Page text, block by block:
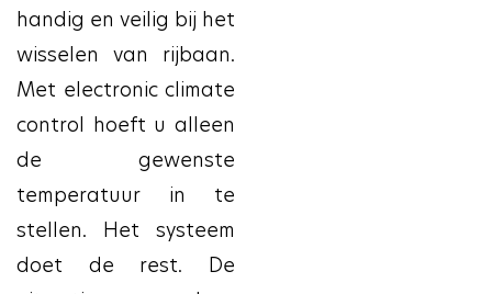
handig en veilig bij het
wisselen van rijbaan.
Met electronic climate
control hoeft u alleen
de gewenste
temperatuur in te
stellen. Het systeem
doet de rest. De